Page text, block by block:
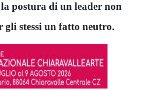
postura di un leader non
gli stessi un fatto neutro.